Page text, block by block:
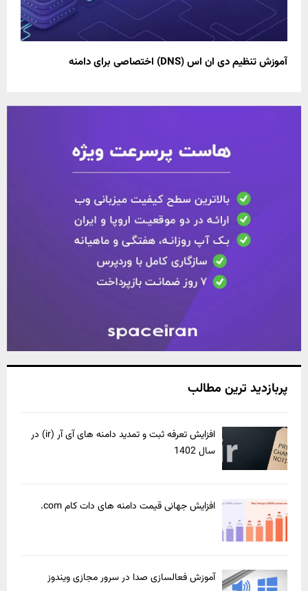
آموزش تنظیم دی ان اس (DNS) اختصاصی برای دامنه
پربازدید ترین مطالب
افزایش تعرفه ثبت و تمدید دامنه های آی آر (ir) در
سال 1402
افزایش جهانی قیمت دامنه های دات کام com.
آموزش فعالسازی صدا در سرور مجازی ویندوز